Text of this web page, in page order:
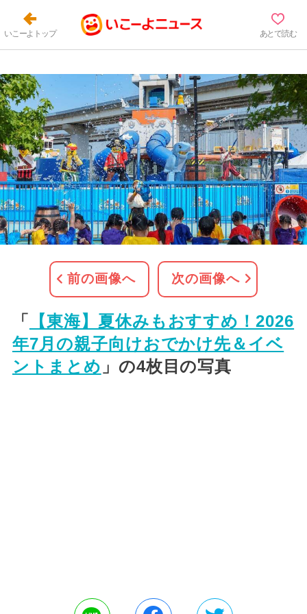
いこーよトップ あとで読む
前の画像へ 次の画像へ
「
【東海】夏休みもおすすめ！2026
年7月の親子向けおでかけ先＆イベ
ントまとめ 」の4枚目の写真